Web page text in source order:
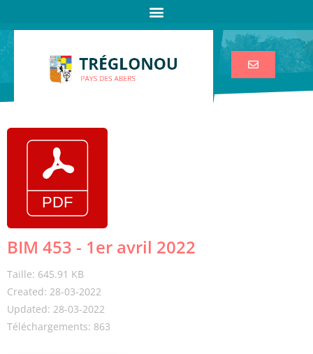
BIM 453 - 1er avril 2022
Taille: 645.91 KB
Created: 28-03-2022
Updated: 28-03-2022
Téléchargements: 863